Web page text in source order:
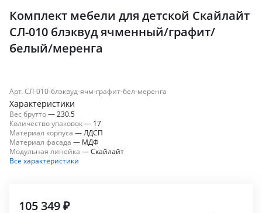
Комплект мебели для детской Скайлайт
СЛ-010 блэквуд ячменный/графит/
белый/меренга
Арт. СЛ-010-блэквуд-ячм-графит-бел-меренга
Характеристики
Вес брутто— 230.5
Количество упаковок— 17
Материал корпуса — ЛДСП
Материал фасада — МДФ
Модульная линейка —Скайлайт
Все характеристики
105 349 ₽